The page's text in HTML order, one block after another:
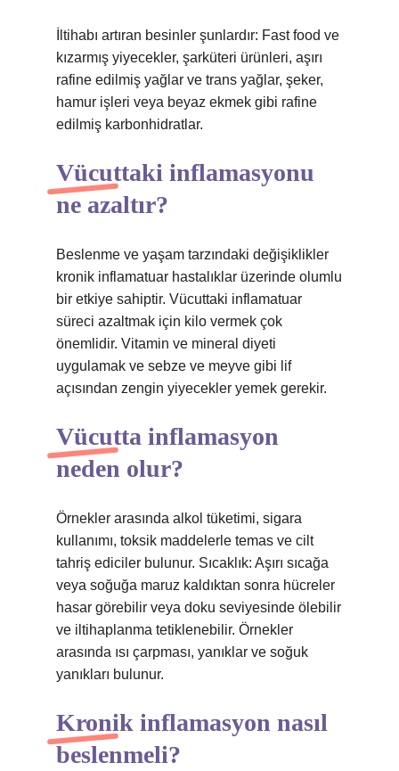
İltihabı artıran besinler şunlardır: Fast food ve
kızarmış yiyecekler, şarküteri ürünleri, aşırı
rafine edilmiş yağlar ve trans yağlar, şeker,
hamur işleri veya beyaz ekmek gibi rafine
edilmiş karbonhidratlar.
Vücuttaki inflamasyonu
ne azaltır?
Beslenme ve yaşam tarzındaki değişiklikler
kronik inflamatuar hastalıklar üzerinde olumlu
bir etkiye sahiptir. Vücuttaki inflamatuar
süreci azaltmak için kilo vermek çok
önemlidir. Vitamin ve mineral diyeti
uygulamak ve sebze ve meyve gibi lif
açısından zengin yiyecekler yemek gerekir.
Vücutta inflamasyon
neden olur?
Örnekler arasında alkol tüketimi, sigara
kullanımı, toksik maddelerle temas ve cilt
tahriş ediciler bulunur. Sıcaklık: Aşırı sıcağa
veya soğuğa maruz kaldıktan sonra hücreler
hasar görebilir veya doku seviyesinde ölebilir
ve iltihaplanma tetiklenebilir. Örnekler
arasında ısı çarpması, yanıklar ve soğuk
yanıkları bulunur.
Kronik inflamasyon nasıl
beslenmeli?